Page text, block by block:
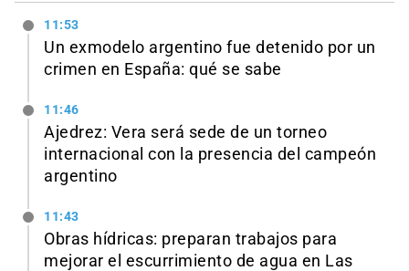
11:53
Un exmodelo argentino fue detenido por un
crimen en España: qué se sabe
11:46
Ajedrez: Vera será sede de un torneo
internacional con la presencia del campeón
argentino
11:43
Obras hídricas: preparan trabajos para
mejorar el escurrimiento de agua en Las